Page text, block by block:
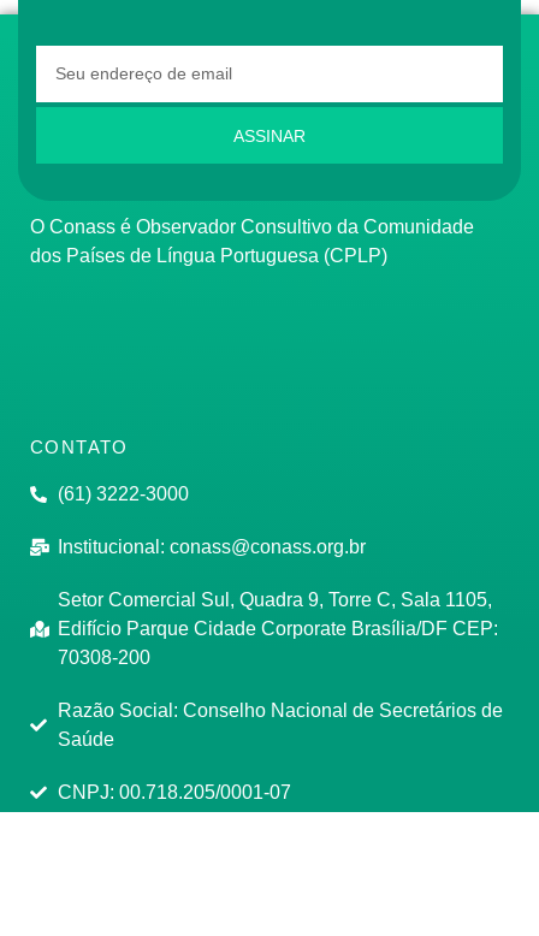
ASSINAR
O Conass é Observador Consultivo da Comunidade
dos Países de Língua Portuguesa (CPLP)
CONTATO
(61) 3222-3000
Institucional: conass@conass.org.br
Setor Comercial Sul, Quadra 9, Torre C, Sala 1105,
Edifício Parque Cidade Corporate Brasília/DF CEP:
70308-200
Razão Social: Conselho Nacional de Secretários de
Saúde
CNPJ: 00.718.205/0001-07